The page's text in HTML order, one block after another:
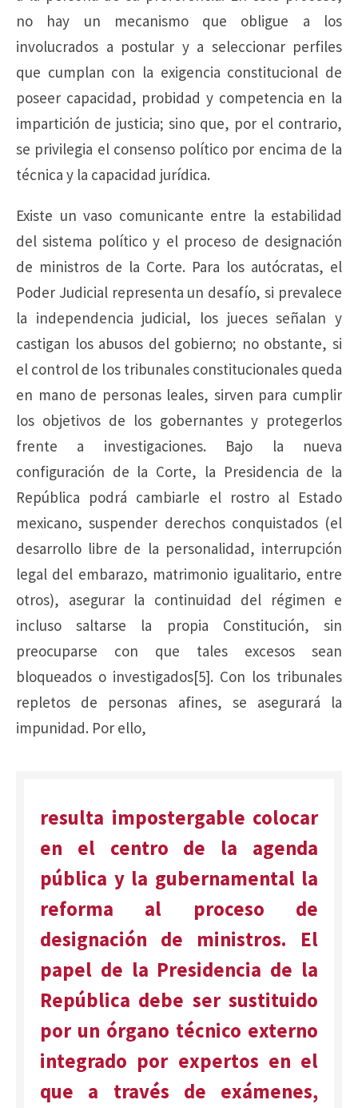
no hay un mecanismo que obligue a los
involucrados a postular y a seleccionar perfiles
que cumplan con la exigencia constitucional de
poseer capacidad, probidad y competencia en la
impartición de justicia; sino que, por el contrario,
se privilegia el consenso político por encima de la
técnica y la capacidad jurídica.
Existe un vaso comunicante entre la estabilidad
del sistema político y el proceso de designación
de ministros de la Corte. Para los autócratas, el
Poder Judicial representa un desafío, si prevalece
la independencia judicial, los jueces señalan y
castigan los abusos del gobierno; no obstante, si
el control de los tribunales constitucionales queda
en mano de personas leales, sirven para cumplir
los objetivos de los gobernantes y protegerlos
frente a investigaciones. Bajo la nueva
configuración de la Corte, la Presidencia de la
República podrá cambiarle el rostro al Estado
mexicano, suspender derechos conquistados (el
desarrollo libre de la personalidad, interrupción
legal del embarazo, matrimonio igualitario, entre
otros), asegurar la continuidad del régimen e
incluso saltarse la propia Constitución, sin
preocuparse con que tales excesos sean
bloqueados o investigados[5]. Con los tribunales
repletos de personas afines, se asegurará la
impunidad. Por ello,
resulta impostergable colocar
en el centro de la agenda
pública y la gubernamental la
reforma al proceso de
designación de ministros. El
papel de la Presidencia de la
República debe ser sustituido
por un órgano técnico externo
integrado por expertos en el
que a través de exámenes,